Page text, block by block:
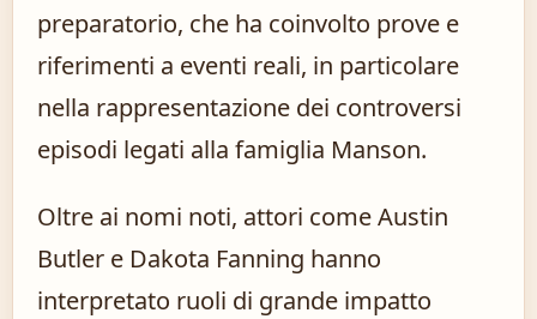
preparatorio, che ha coinvolto prove e
riferimenti a eventi reali, in particolare
nella rappresentazione dei controversi
episodi legati alla famiglia Manson.
Oltre ai nomi noti, attori come Austin
Butler e Dakota Fanning hanno
interpretato ruoli di grande impatto